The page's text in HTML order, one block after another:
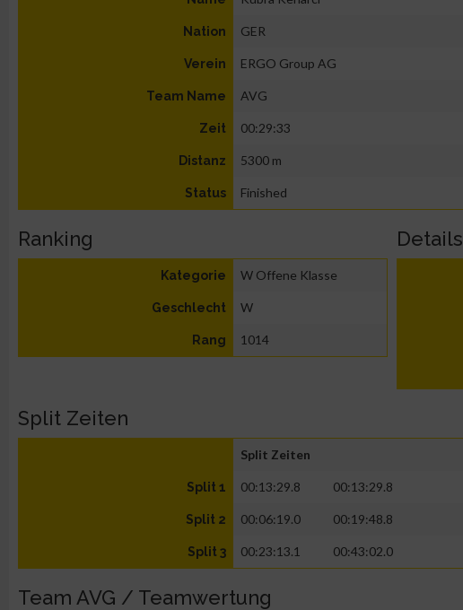
Nation GER
Verein ERGO Group AG
Team Name AVG
Zeit 00:29:33
Distanz 5300 m
Status Finished
Ranking
Kategorie W Offene Klasse
Geschlecht W
Rang 1014
Details
Split Zeiten
Split Zeiten
Split 1 00:13:29.8 00:13:29.8
Split 2 00:06:19.0 00:19:48.8
Split 3 00:23:13.1 00:43:02.0
Team AVG / Teamwertung